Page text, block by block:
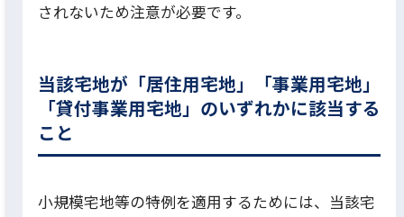
されないため注意が必要です。
当該宅地が「居住用宅地」「事業用宅地」
「貸付事業用宅地」のいずれかに該当する
こと
小規模宅地等の特例を適用するためには、当該宅